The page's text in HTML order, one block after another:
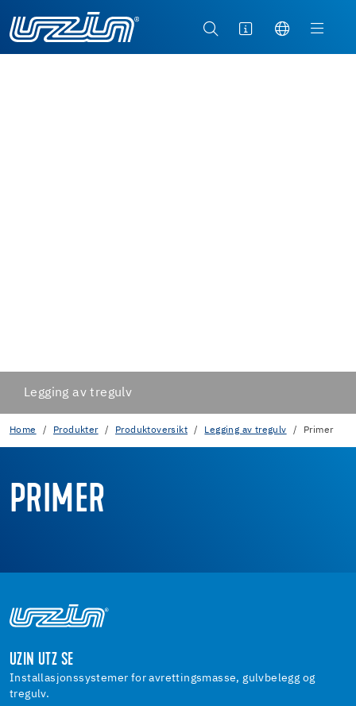
Legging av tregulv
Home Produkter Produktoversikt Legging av tregulv Primer
PRIMER
UZIN UTZ SE
Installasjonssystemer for avrettingsmasse, gulvbelegg og
tregulv.